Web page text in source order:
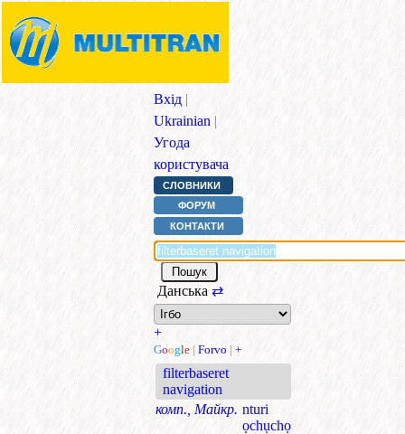
Вхід |
Ukrainian |
Угода
користувача
СЛОВНИКИ
ФОРУМ
КОНТАКТИ
Данська ⇄
+
Google | Forvo | +
filterbaseret
navigation
комп., Майкр. nturi
ọchụchọ